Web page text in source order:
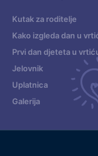
Kutak za roditelje
Kako izgleda dan u
Prvi dan djeteta u
Jelovnik
Uplatnica
Galerija